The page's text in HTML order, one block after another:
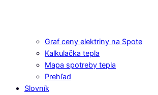
Graf ceny elektriny na Spote
Kalkulačka tepla
Mapa spotreby tepla
Prehľad
Slovník